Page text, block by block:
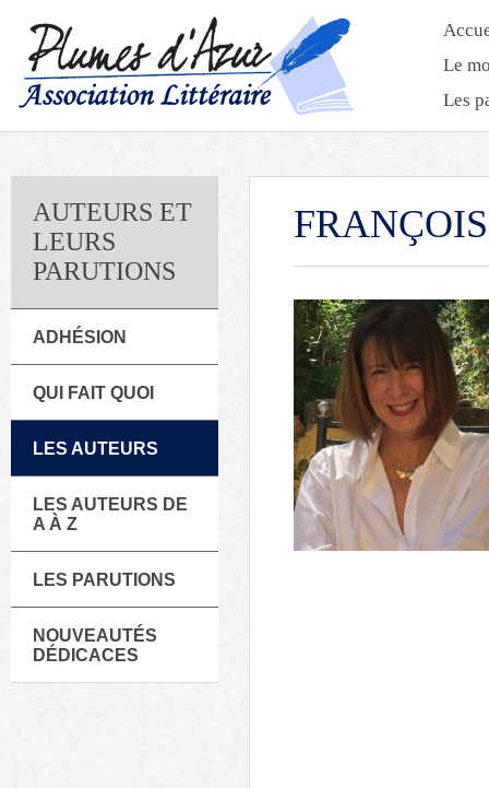
Le
Les
AUTEURS ET
LEURS
PARUTIONS
ADHÉSION
QUI FAIT QUOI
LES AUTEURS
LES AUTEURS DE
A À Z
LES PARUTIONS
NOUVEAUTÉS
DÉDICACES